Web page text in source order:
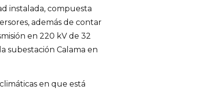
instalada, compuesta
además de contar
en 220 kV de 32
subestación Calama en
en que está